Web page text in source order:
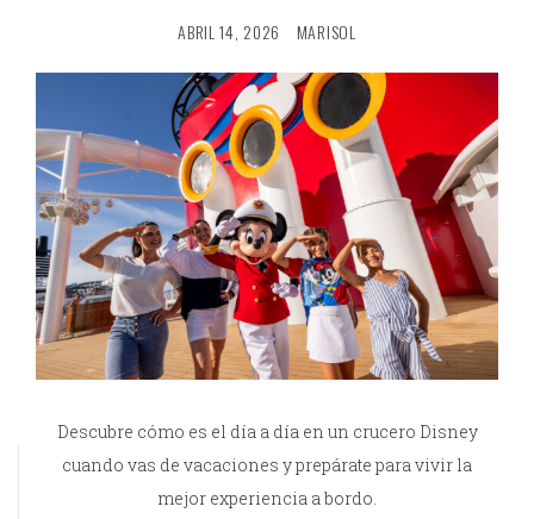
ABRIL 14, 2026 MARISOL
Descubre cómo es el día a día en un crucero Disney
cuando vas de vacaciones y prepárate para vivir la
mejor experiencia a bordo.